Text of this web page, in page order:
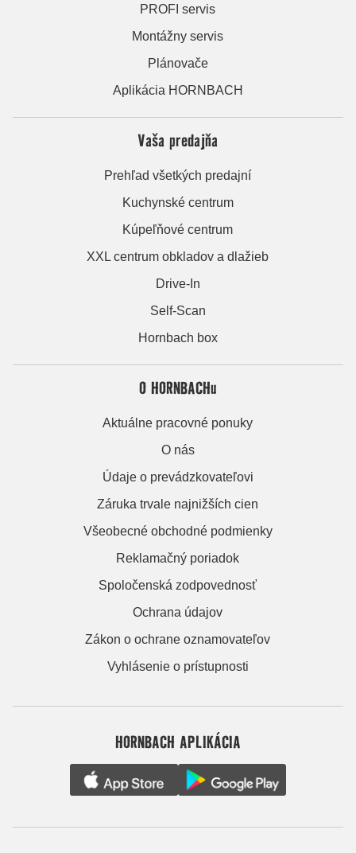
PROFI servis
Montážny servis
Plánovače
Aplikácia HORNBACH
Vaša predajňa
Prehľad všetkých predajní
Kuchynské centrum
Kúpeľňové centrum
XXL centrum obkladov a dlažieb
Drive-In
Self-Scan
Hornbach box
O HORNBACHu
Aktuálne pracovné ponuky
O nás
Údaje o prevádzkovateľovi
Záruka trvale najnižších cien
Všeobecné obchodné podmienky
Reklamačný poriadok
Spoločenská zodpovednosť
Ochrana údajov
Zákon o ochrane oznamovateľov
Vyhlásenie o prístupnosti
HORNBACH APLIKÁCIA